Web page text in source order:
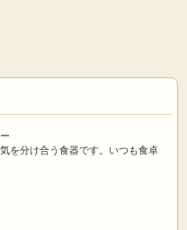
を分け合う食器です。いつも食卓